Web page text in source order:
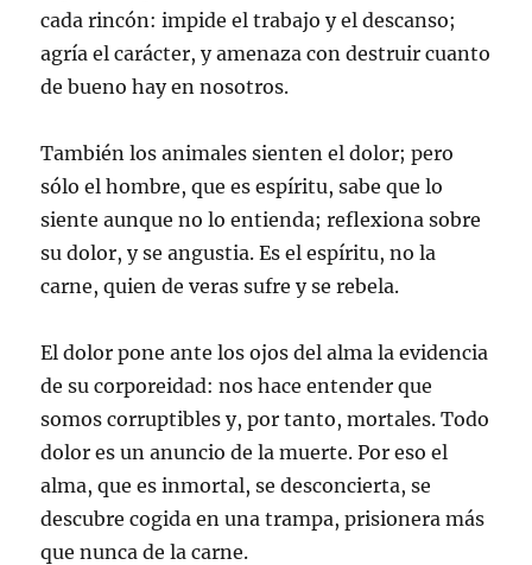
cada rincón: impide el trabajo y el descanso;
agría el carácter, y amenaza con destruir cuanto
de bueno hay en nosotros.
También los animales sienten el dolor; pero
sólo el hombre, que es espíritu, sabe que lo
siente aunque no lo entienda; reflexiona sobre
su dolor, y se angustia. Es el espíritu, no la
carne, quien de veras sufre y se rebela.
El dolor pone ante los ojos del alma la evidencia
de su corporeidad: nos hace entender que
somos corruptibles y, por tanto, mortales. Todo
dolor es un anuncio de la muerte. Por eso el
alma, que es inmortal, se desconcierta, se
descubre cogida en una trampa, prisionera más
que nunca de la carne.